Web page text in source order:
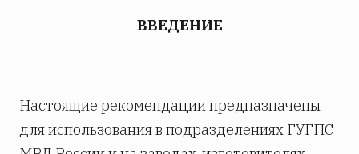
ВВЕДЕНИЕ
Настоящие рекомендации предназначены
для использования в подразделениях ГУГПС